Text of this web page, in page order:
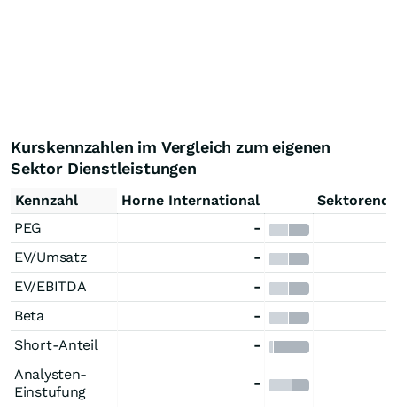
Kurskennzahlen im Vergleich zum eigenen
Sektor Dienstleistungen
Kennzahl Horne International
PEG
-
EV/Umsatz
-
EV/EBITDA
-
Beta
-
Short-Anteil
-
Analysten-
Einstufung
-